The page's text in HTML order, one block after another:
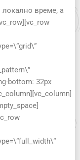
време, а
bottom: 32px